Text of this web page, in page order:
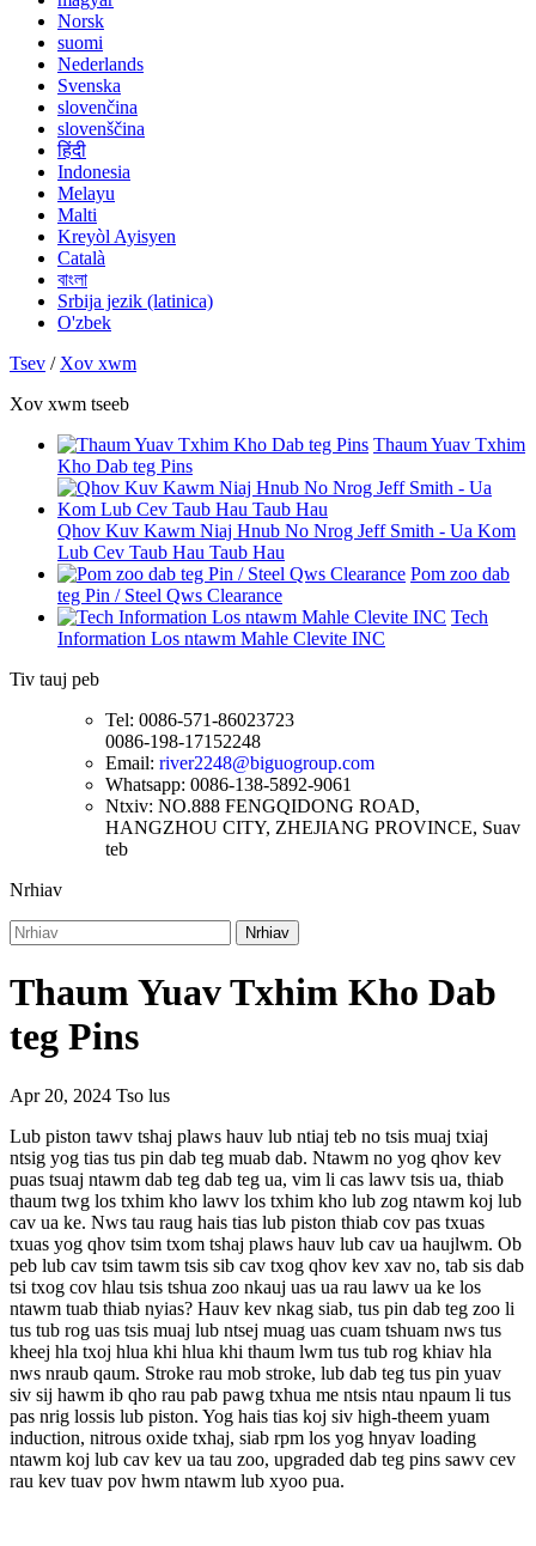
Norsk
suomi
Nederlands
Svenska
slovenčina
slovenščina
हिंदी
Indonesia
Melayu
Malti
Kreyòl Ayisyen
Català
বাংলা
Srbija jezik (latinica)
O'zbek
Tsev / Xov xwm
Xov xwm tseeb
Thaum Yuav Txhim
Kho Dab teg Pins
Qhov Kuv Kawm Niaj Hnub No Nrog Jeff Smith - Ua Kom
Lub Cev Taub Hau Taub Hau
Pom zoo dab
teg Pin / Steel Qws Clearance
Tech
Information Los ntawm Mahle Clevite INC
Tiv tauj peb
Tel: 0086-571-86023723
0086-198-17152248
Email: river2248@biguogroup.com
Whatsapp: 0086-138-5892-9061
Ntxiv: NO.888 FENGQIDONG ROAD,
HANGZHOU CITY, ZHEJIANG PROVINCE, Suav
teb
Nrhiav
Nrhiav
Thaum Yuav Txhim Kho Dab
teg Pins
Apr 20, 2024 Tso lus
Lub piston tawv tshaj plaws hauv lub ntiaj teb no tsis muaj txiaj
ntsig yog tias tus pin dab teg muab dab. Ntawm no yog qhov kev
puas tsuaj ntawm dab teg dab teg ua, vim li cas lawv tsis ua, thiab
thaum twg los txhim kho lawv los txhim kho lub zog ntawm koj lub
cav ua ke. Nws tau raug hais tias lub piston thiab cov pas txuas
txuas yog qhov tsim txom tshaj plaws hauv lub cav ua haujlwm. Ob
peb lub cav tsim tawm tsis sib cav txog qhov kev xav no, tab sis dab
tsi txog cov hlau tsis tshua zoo nkauj uas ua rau lawv ua ke los
ntawm tuab thiab nyias? Hauv kev nkag siab, tus pin dab teg zoo li
tus tub rog uas tsis muaj lub ntsej muag uas cuam tshuam nws tus
kheej hla txoj hlua khi hlua khi thaum lwm tus tub rog khiav hla
nws nraub qaum. Stroke rau mob stroke, lub dab teg tus pin yuav
siv sij hawm ib qho rau pab pawg txhua me ntsis ntau npaum li tus
pas nrig lossis lub piston. Yog hais tias koj siv high-theem yuam
induction, nitrous oxide txhaj, siab rpm los yog hnyav loading
ntawm koj lub cav kev ua tau zoo, upgraded dab teg pins sawv cev
rau kev tuav pov hwm ntawm lub xyoo pua.